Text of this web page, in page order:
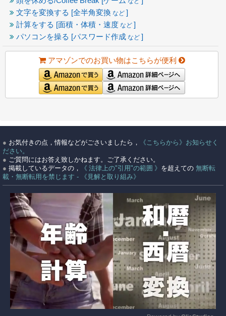
文字を変換する [全半角変換 など ]
計算をする [面積・体積・速度 など ]
パソコンを操る [パスワード作成 など ]
アマゾンでのお買い物はこちらが便利
● お気付きの点，情報などがごさいましたら，
《こちらから》お知らせく
ださい。
● ご質問にはお答え致しかねます。ご了承ください。
● 掲載しているデータの， 《 法律上の"引用"の範囲 》 を超えての 無断転
載・無断転用を禁じます - 《見解と取り組み》